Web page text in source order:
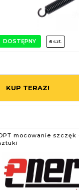
DOSTĘPNY 6 szt.
KUP TERAZ!
mocowanie szczęk